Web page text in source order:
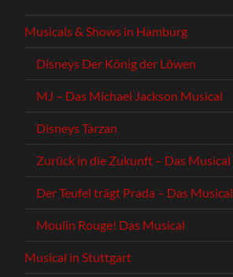
Musicals & Shows in Hamburg
Disneys Der König der Löwen
MJ – Das Michael Jackson Musical
Disneys Tarzan
Zurück in die Zukunft – Das Musical
Der Teufel trägt Prada – Das Musical
Moulin Rouge! Das Musical
Musical in Stuttgart